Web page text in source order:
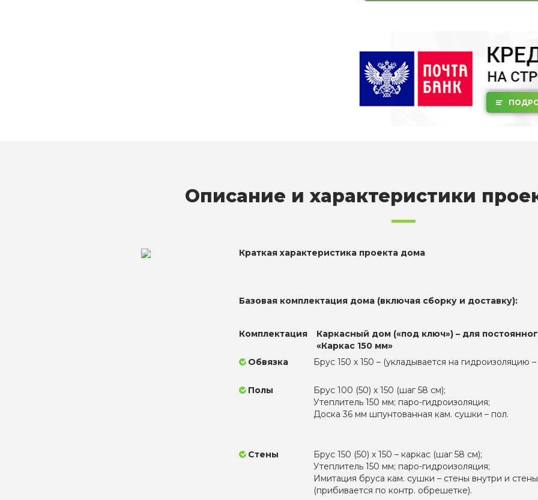
Описание и характеристики
Краткая характеристика проекта дома
Базовая комплектация дома (включая сборку и доставку):
Комплектация
Каркасный дом («под ключ») – для
«Каркас 150 мм»
Обвязка
Брус 150 х 150 – (укладывается на гидроизоляцию
Полы
Брус 100 (50) х 150 (шаг 58 см);
Утеплитель 150 мм; паро-гидроизоляция;
Доска 36 мм шпунтованная кам. сушки – пол.
Стены
Брус 150 (50) х 150 – каркас (шаг 58 см);
Утеплитель 150 мм; паро-гидроизоляция;
Имитация бруса кам. сушки – стены внутри и
(прибивается по контр. обрешетке).